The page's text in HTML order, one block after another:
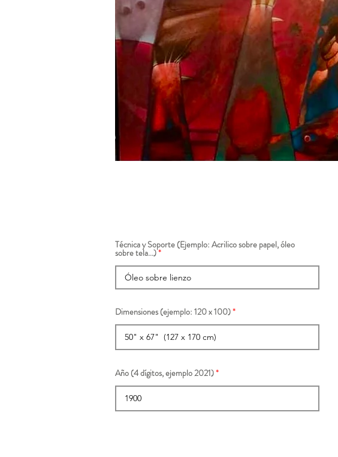
Técnica y Soporte (Ejemplo: Acrilico sobre papel, óleo
sobre tela...)
Dimensiones (ejemplo: 120 x 100)
Año (4 dígitos, ejemplo 2021)